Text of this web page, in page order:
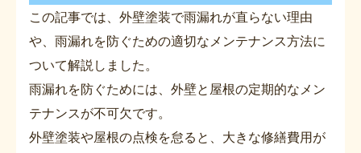
この記事では、外壁塗装で雨漏れが直らない理由
や、雨漏れを防ぐための適切なメンテナンス方法に
ついて解説しました。
雨漏れを防ぐためには、外壁と屋根の定期的なメン
テナンスが不可欠です。
外壁塗装や屋根の点検を怠ると、大きな修繕費用が